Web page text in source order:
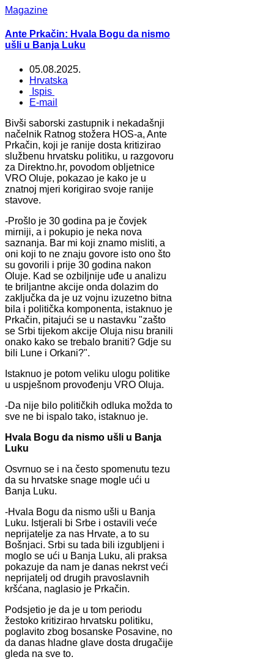
Magazine
Ante Prkačin: Hvala Bogu da nismo
ušli u Banja Luku
05.08.2025.
Hrvatska
Ispis
E-mail
Bivši saborski zastupnik i nekadašnji
načelnik Ratnog stožera HOS-a, Ante
Prkačin, koji je ranije dosta kritizirao
službenu hrvatsku politiku, u razgovoru
za Direktno.hr, povodom obljetnice
VRO Oluje, pokazao je kako je u
znatnoj mjeri korigirao svoje ranije
stavove.
-Prošlo je 30 godina pa je čovjek
mirniji, a i pokupio je neka nova
saznanja. Bar mi koji znamo misliti, a
oni koji to ne znaju govore isto ono što
su govorili i prije 30 godina nakon
Oluje. Kad se ozbiljnije uđe u analizu
te briljantne akcije onda dolazim do
zaključka da je uz vojnu izuzetno bitna
bila i politička komponenta, istaknuo je
Prkačin, pitajući se u nastavku "zašto
se Srbi tijekom akcije Oluja nisu branili
onako kako se trebalo braniti? Gdje su
bili Lune i Orkani?".
Istaknuo je potom veliku ulogu politike
u uspješnom provođenju VRO Oluja.
-Da nije bilo političkih odluka možda to
sve ne bi ispalo tako, istaknuo je.
Hvala Bogu da nismo ušli u Banja
Luku
Osvrnuo se i na često spomenutu tezu
da su hrvatske snage mogle ući u
Banja Luku.
-Hvala Bogu da nismo ušli u Banja
Luku. Istjerali bi Srbe i ostavili veće
neprijatelje za nas Hrvate, a to su
Bošnjaci. Srbi su tada bili izgubljeni i
moglo se ući u Banja Luku, ali praksa
pokazuje da nam je danas nekrst veći
neprijatelj od drugih pravoslavnih
kršćana, naglasio je Prkačin.
Podsjetio je da je u tom periodu
žestoko kritizirao hrvatsku politiku,
poglavito zbog bosanske Posavine, no
da danas hladne glave dosta drugačije
gleda na sve to.